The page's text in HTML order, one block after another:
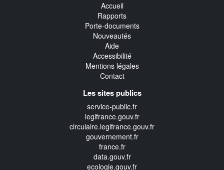
Accueil
Rapports
Porte-documents
Nouveautés
Aide
Accessibilité
Mentions légales
Contact
Les sites publics
service-public.fr
legifrance.gouv.fr
circulaire.legifrance.gouv.fr
gouvernement.fr
france.fr
data.gouv.fr
ecologie.gouv.fr